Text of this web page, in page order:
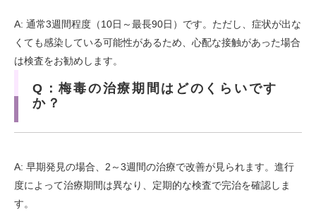
A: 通常3週間程度（10日～最長90日）です。ただし、症状が出な
くても感染している可能性があるため、心配な接触があった場合
は検査をお勧めします。
Q：梅毒の治療期間はどのくらいです
か？
A: 早期発見の場合、2～3週間の治療で改善が見られます。進行
度によって治療期間は異なり、定期的な検査で完治を確認しま
す。